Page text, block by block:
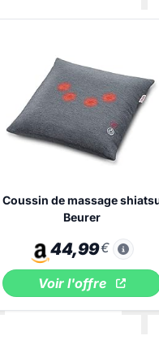
Coussin de massage
Beurer
44,99€
Voir l'offre